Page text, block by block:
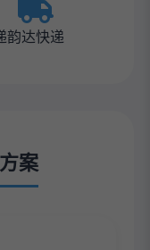
韵达快递
案